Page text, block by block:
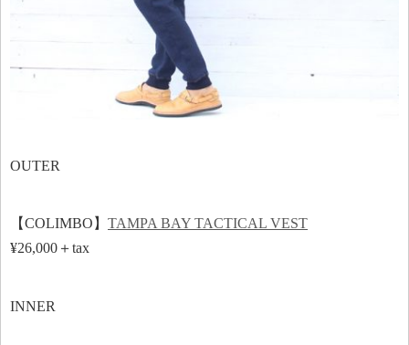
OUTER
【COLIMBO】 TAMPA BAY TACTICAL VEST
¥26,000＋tax
INNER